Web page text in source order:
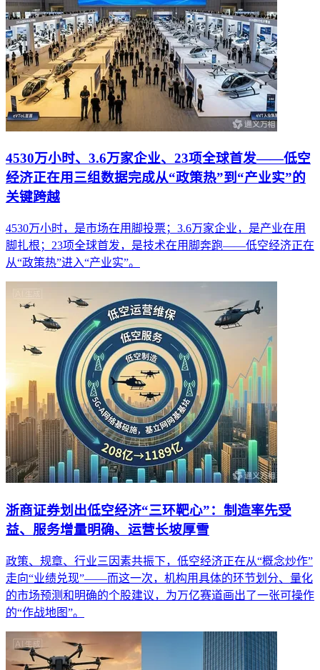
4530万小时、3.6万家企业、23项全球首发——低空
经济正在用三组数据完成从“政策热”到“产业实”的
关键跨越
4530万小时，是市场在用脚投票；3.6万家企业，是产业在用
脚扎根；23项全球首发，是技术在用脚奔跑——低空经济正在
从“政策热”进入“产业实”。
浙商证券划出低空经济“三环靶心”：制造率先受
益、服务增量明确、运营长坡厚雪
政策、规章、行业三因素共振下，低空经济正在从“概念炒作”
走向“业绩兑现”——而这一次，机构用具体的环节划分、量化
的市场预测和明确的个股建议，为万亿赛道画出了一张可操作
的“作战地图”。